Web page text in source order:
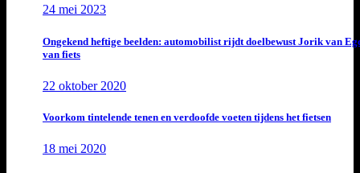
24 mei 2023
Ongekend heftige beelden: automobilist rijdt doelbewust Jorik van
van fiets
22 oktober 2020
Voorkom tintelende tenen en verdoofde voeten tijdens het fietsen
18 mei 2020